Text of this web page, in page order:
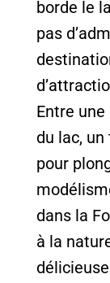
borde le
pas
Entre
du lac,
pour
dans la
à la